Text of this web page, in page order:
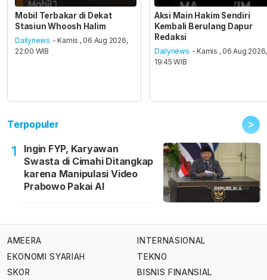
Mobil Terbakar di Dekat
Stasiun Whoosh Halim
Dailynews - Kamis , 06 Aug 2026,
22:00 WIB
Aksi Main Hakim Sendiri
Kembali Berulang Dapur
Redaksi
Dailynews - Kamis , 06 Aug 2026,
19:45 WIB
Terpopuler >
1
Ingin FYP, Karyawan
Swasta di Cimahi Ditangkap
karena Manipulasi Video
Prabowo Pakai AI
AMEERA
EKONOMI SYARIAH
SKOR
INTERNASIONAL
TEKNO
BISNIS FINANSIAL